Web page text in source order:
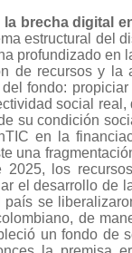
la brecha digital
estructural del
profundizado en
de recursos y la
fondo:
social
su condición
en la
una
2025, los
el desarrollo de
se
de
un fondo de